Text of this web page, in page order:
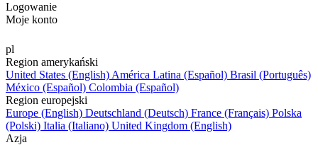
Logowanie
Moje konto
pl
Region amerykański
United States (English) América Latina (Español) Brasil (Português)
México (Español) Colombia (Español)
Region europejski
Europe (English) Deutschland (Deutsch) France (Français) Polska
(Polski) Italia (Italiano) United Kingdom (English)
Azja